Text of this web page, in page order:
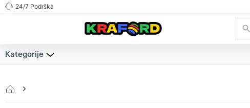
24/7 Podrška
Kategorije